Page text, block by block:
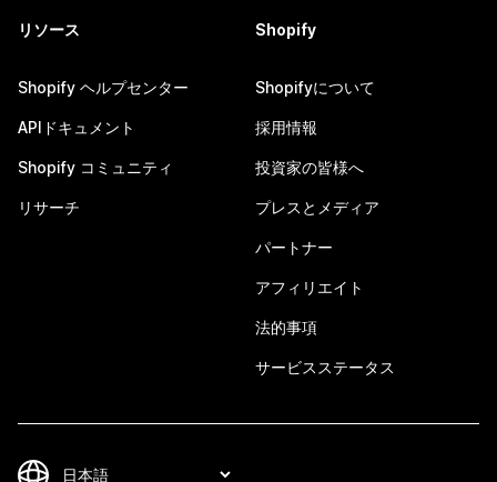
リソース
Shopify ヘルプセンター
APIドキュメント
Shopify コミュニティ
リサーチ
Shopify
Shopifyについて
採用情報
投資家の皆様へ
プレスとメディア
パートナー
アフィリエイト
法的事項
サービスステータス